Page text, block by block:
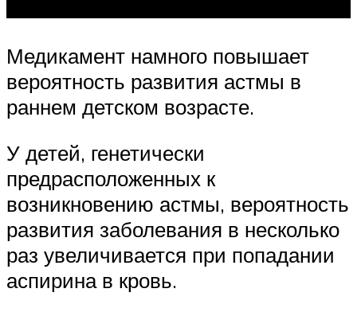
Медикамент намного повышает
вероятность развития астмы в
раннем детском возрасте.
У детей, генетически
предрасположенных к
возникновению астмы, вероятность
развития заболевания в несколько
раз увеличивается при попадании
аспирина в кровь.